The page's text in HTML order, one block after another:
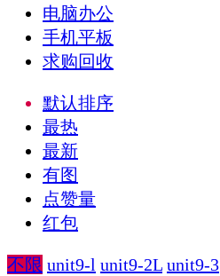
电脑办公
手机平板
求购回收
默认排序
最热
最新
有图
点赞量
红包
不限 unit9-l unit9-2L unit9-3